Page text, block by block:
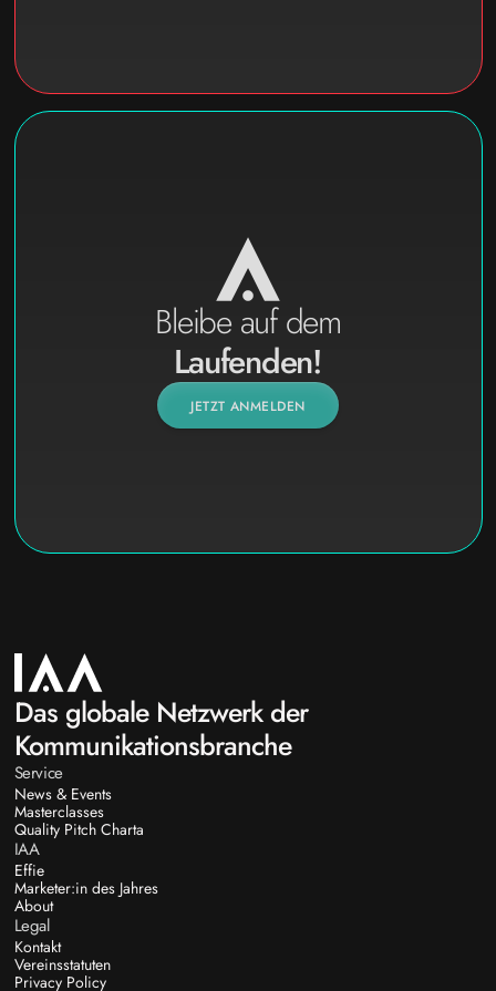
Bleibe auf dem
Laufenden!
JETZT ANMELDEN
Das globale Netzwerk der
Kommunikationsbranche
Service
News & Events
Masterclasses
Quality Pitch Charta
IAA
Effie
Marketer:in des Jahres
About
Legal
Kontakt
Vereinsstatuten
Privacy Policy